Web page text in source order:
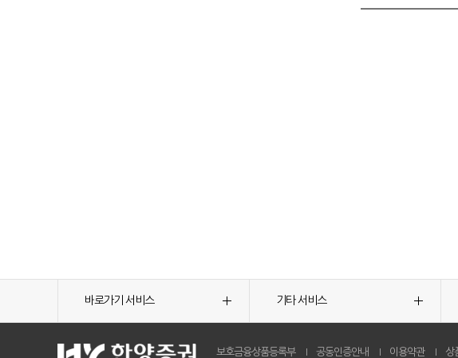
바로가기 서비스 기타 서비스
보호금융상품등록부 공동인증안내 이용약관 상